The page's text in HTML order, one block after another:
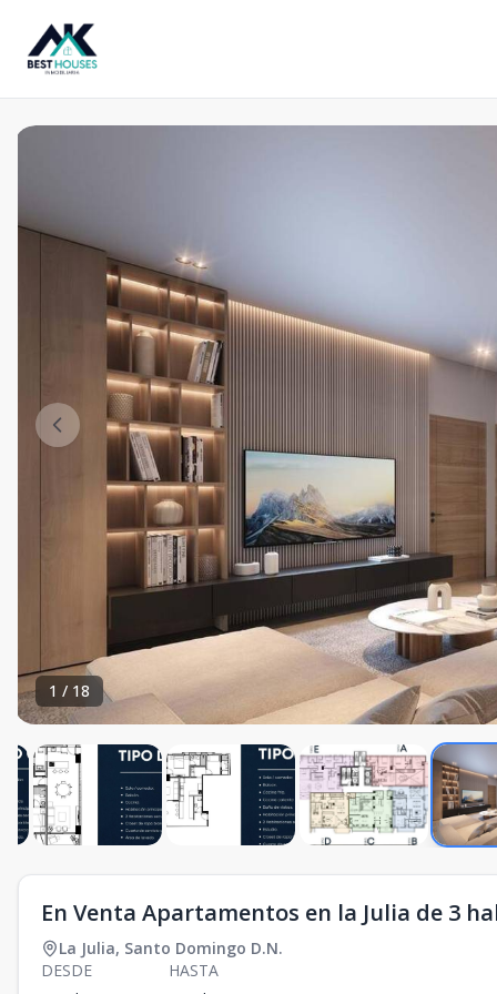
1 / 18
En Venta Apartamentos en la Julia de 3
La Julia, Santo Domingo D.N.
DESDE
HASTA